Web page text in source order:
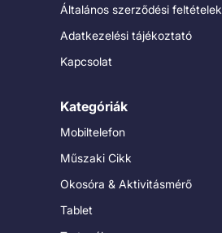
Általános szerződési feltételek
Adatkezelési tájékoztató
Kapcsolat
Kategóriák
Mobiltelefon
Műszaki Cikk
Okosóra & Aktivitásmérő
Tablet